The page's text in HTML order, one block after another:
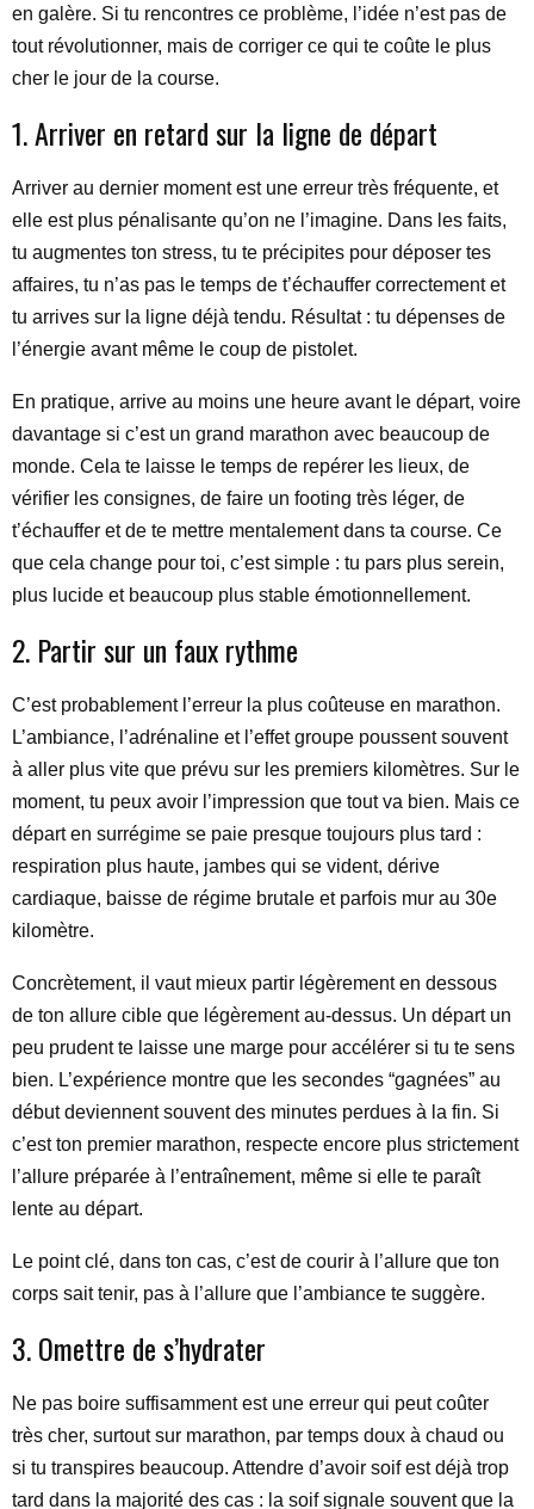
en galère. Si tu rencontres ce problème, l’idée n’est pas de
tout révolutionner, mais de corriger ce qui te coûte le plus
cher le jour de la course.
1. Arriver en retard sur la ligne de départ
Arriver au dernier moment est une erreur très fréquente, et
elle est plus pénalisante qu’on ne l’imagine. Dans les faits,
tu augmentes ton stress, tu te précipites pour déposer tes
affaires, tu n’as pas le temps de t’échauffer correctement et
tu arrives sur la ligne déjà tendu. Résultat : tu dépenses de
l’énergie avant même le coup de pistolet.
En pratique, arrive au moins une heure avant le départ, voire
davantage si c’est un grand marathon avec beaucoup de
monde. Cela te laisse le temps de repérer les lieux, de
vérifier les consignes, de faire un footing très léger, de
t’échauffer et de te mettre mentalement dans ta course. Ce
que cela change pour toi, c’est simple : tu pars plus serein,
plus lucide et beaucoup plus stable émotionnellement.
2. Partir sur un faux rythme
C’est probablement l’erreur la plus coûteuse en marathon.
L’ambiance, l’adrénaline et l’effet groupe poussent souvent
à aller plus vite que prévu sur les premiers kilomètres. Sur le
moment, tu peux avoir l’impression que tout va bien. Mais ce
départ en surrégime se paie presque toujours plus tard :
respiration plus haute, jambes qui se vident, dérive
cardiaque, baisse de régime brutale et parfois mur au 30e
kilomètre.
Concrètement, il vaut mieux partir légèrement en dessous
de ton allure cible que légèrement au-dessus. Un départ un
peu prudent te laisse une marge pour accélérer si tu te sens
bien. L’expérience montre que les secondes “gagnées” au
début deviennent souvent des minutes perdues à la fin. Si
c’est ton premier marathon, respecte encore plus strictement
l’allure préparée à l’entraînement, même si elle te paraît
lente au départ.
Le point clé, dans ton cas, c’est de courir à l’allure que ton
corps sait tenir, pas à l’allure que l’ambiance te suggère.
3. Omettre de s’hydrater
Ne pas boire suffisamment est une erreur qui peut coûter
très cher, surtout sur marathon, par temps doux à chaud ou
si tu transpires beaucoup. Attendre d’avoir soif est déjà trop
tard dans la majorité des cas : la soif signale souvent que la